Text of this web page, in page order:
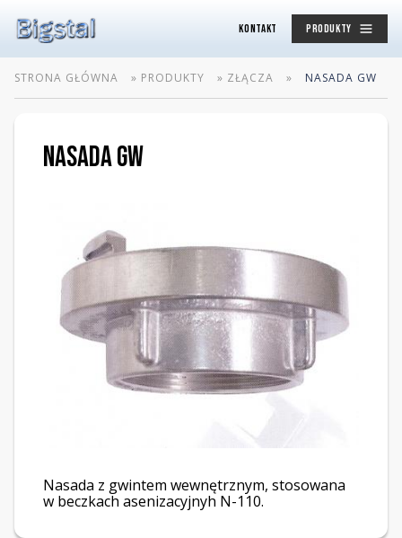
KONTAKT PRODUKTY
STRONA GŁÓWNA » PRODUKTY » ZŁĄCZA » NASADA GW
NASADA GW
Nasada z gwintem wewnętrznym, stosowana
w beczkach asenizacyjnyh N-110.